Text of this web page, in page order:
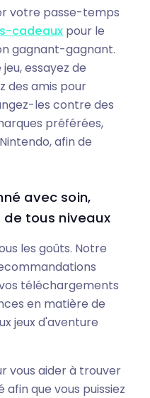
votre passe-temps
cadeauxpour le
gagnant-gagnant.
essayez de
des amis pour
les contre des
préférées,
afin de
avec soin,
tous niveaux
les goûts. Notre
téléchargements
en matière de
jeux d'aventure
vous aider à trouver
que vous puissiez